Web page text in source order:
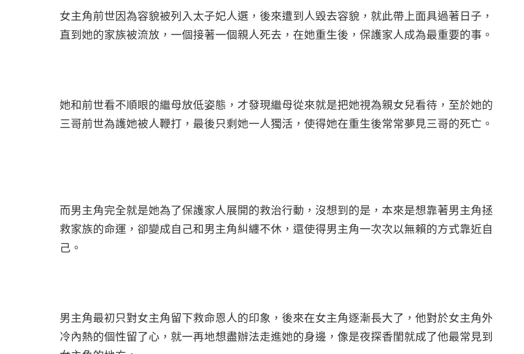
女主角前世因為容貌被列入太子妃人選，後來遭到人毀去容貌，就此帶上面具過著日子，
直到她的家族被流放，一個接著一個親人死去，在她重生後，保護家人成為最重要的事。
她和前世看不順眼的繼母放低姿態，才發現繼母從來就是把她視為親女兒看待，至於她的
三哥前世為護她被人鞭打，最後只剩她一人獨活，使得她在重生後常常夢見三哥的死亡。
而男主角完全就是她為了保護家人展開的救治行動，沒想到的是，本來是想靠著男主角拯
救家族的命運，卻變成自己和男主角糾纏不休，還使得男主角一次次以無賴的方式靠近自
己。
男主角最初只對女主角留下救命恩人的印象，後來在女主角逐漸長大了，他對於女主角外
冷內熱的個性留了心，就一再地想盡辦法走進她的身邊，像是夜探香閨就成了他最常見到